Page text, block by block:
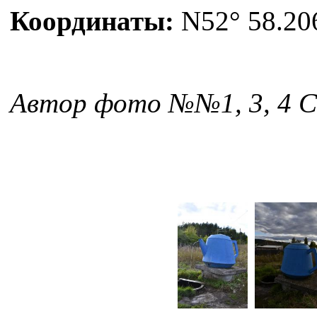
Координаты: N52°
Автор фото №№1, 3, 4